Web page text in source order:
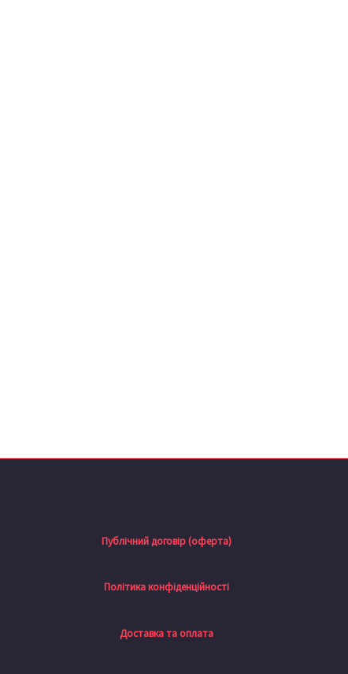
Публічний договір (оферта)
Політика конфіденційності
Доставка та оплата